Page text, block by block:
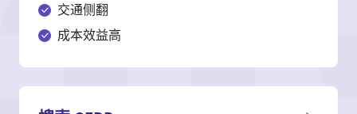
交通侧翻
成本效益高